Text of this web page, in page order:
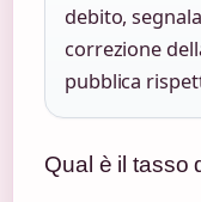
debito,
correzione
pubblica
Qual è il tasso